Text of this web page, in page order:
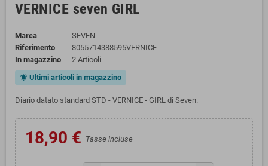
VERNICE seven GIRL
Marca
SEVEN
Riferimento
8055714388595VERNICE
In magazzino
2 Articoli
notifications_active Ultimi articoli in magazzino
Diario datato standard STD - VERNICE - GIRL di Seven.
18,90 € Tasse incluse